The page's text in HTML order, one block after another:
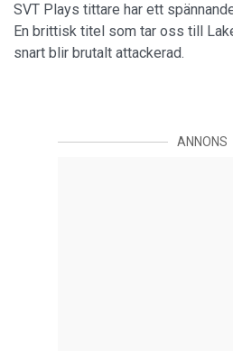
SVT Plays tittare har ett
En brittisk titel som tar oss till
snart blir brutalt attackerad.
ANNONS